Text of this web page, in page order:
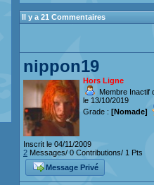
Il y a 21 Commentaires
nippon19
Hors Ligne
Membre Inactif
le 13/10/2019
Grade : [Nomade]
Inscrit le 04/11/2009
2 Messages/ 0 Contributions/ 1 Pts
Message Privé